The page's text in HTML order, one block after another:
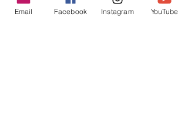
Email Facebook Instagram YouTube